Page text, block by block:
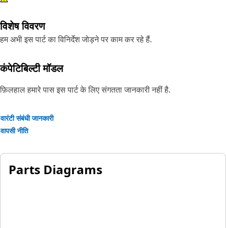
विशेष विवरण
हम अभी इस पार्ट का विनिर्देश जोड़ने पर काम कर रहे हैं.
कंपेटिबिल्टी मॉडल
फ़िलहाल हमारे पास इस पार्ट के लिए संगतता जानकारी नहीं है.
वारंटी संबंधी जानकारी
वापसी नीति
Parts Diagrams